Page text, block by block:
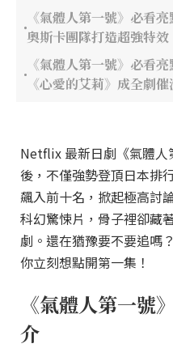
《氣體人第一號》必看
奧斯卡團隊打造超強特效
《氣體人第一號》必看
《心愛的艾莉》成全劇
Netflix 最新日劇《氣體人
後，不僅強勢登頂日本排
飆入前十名，掀起極高討
科幻驚悚片，骨子裡卻藏
劇。還在猶豫要不要追嗎
你立刻想點開第一集！
《氣體人第一號
介